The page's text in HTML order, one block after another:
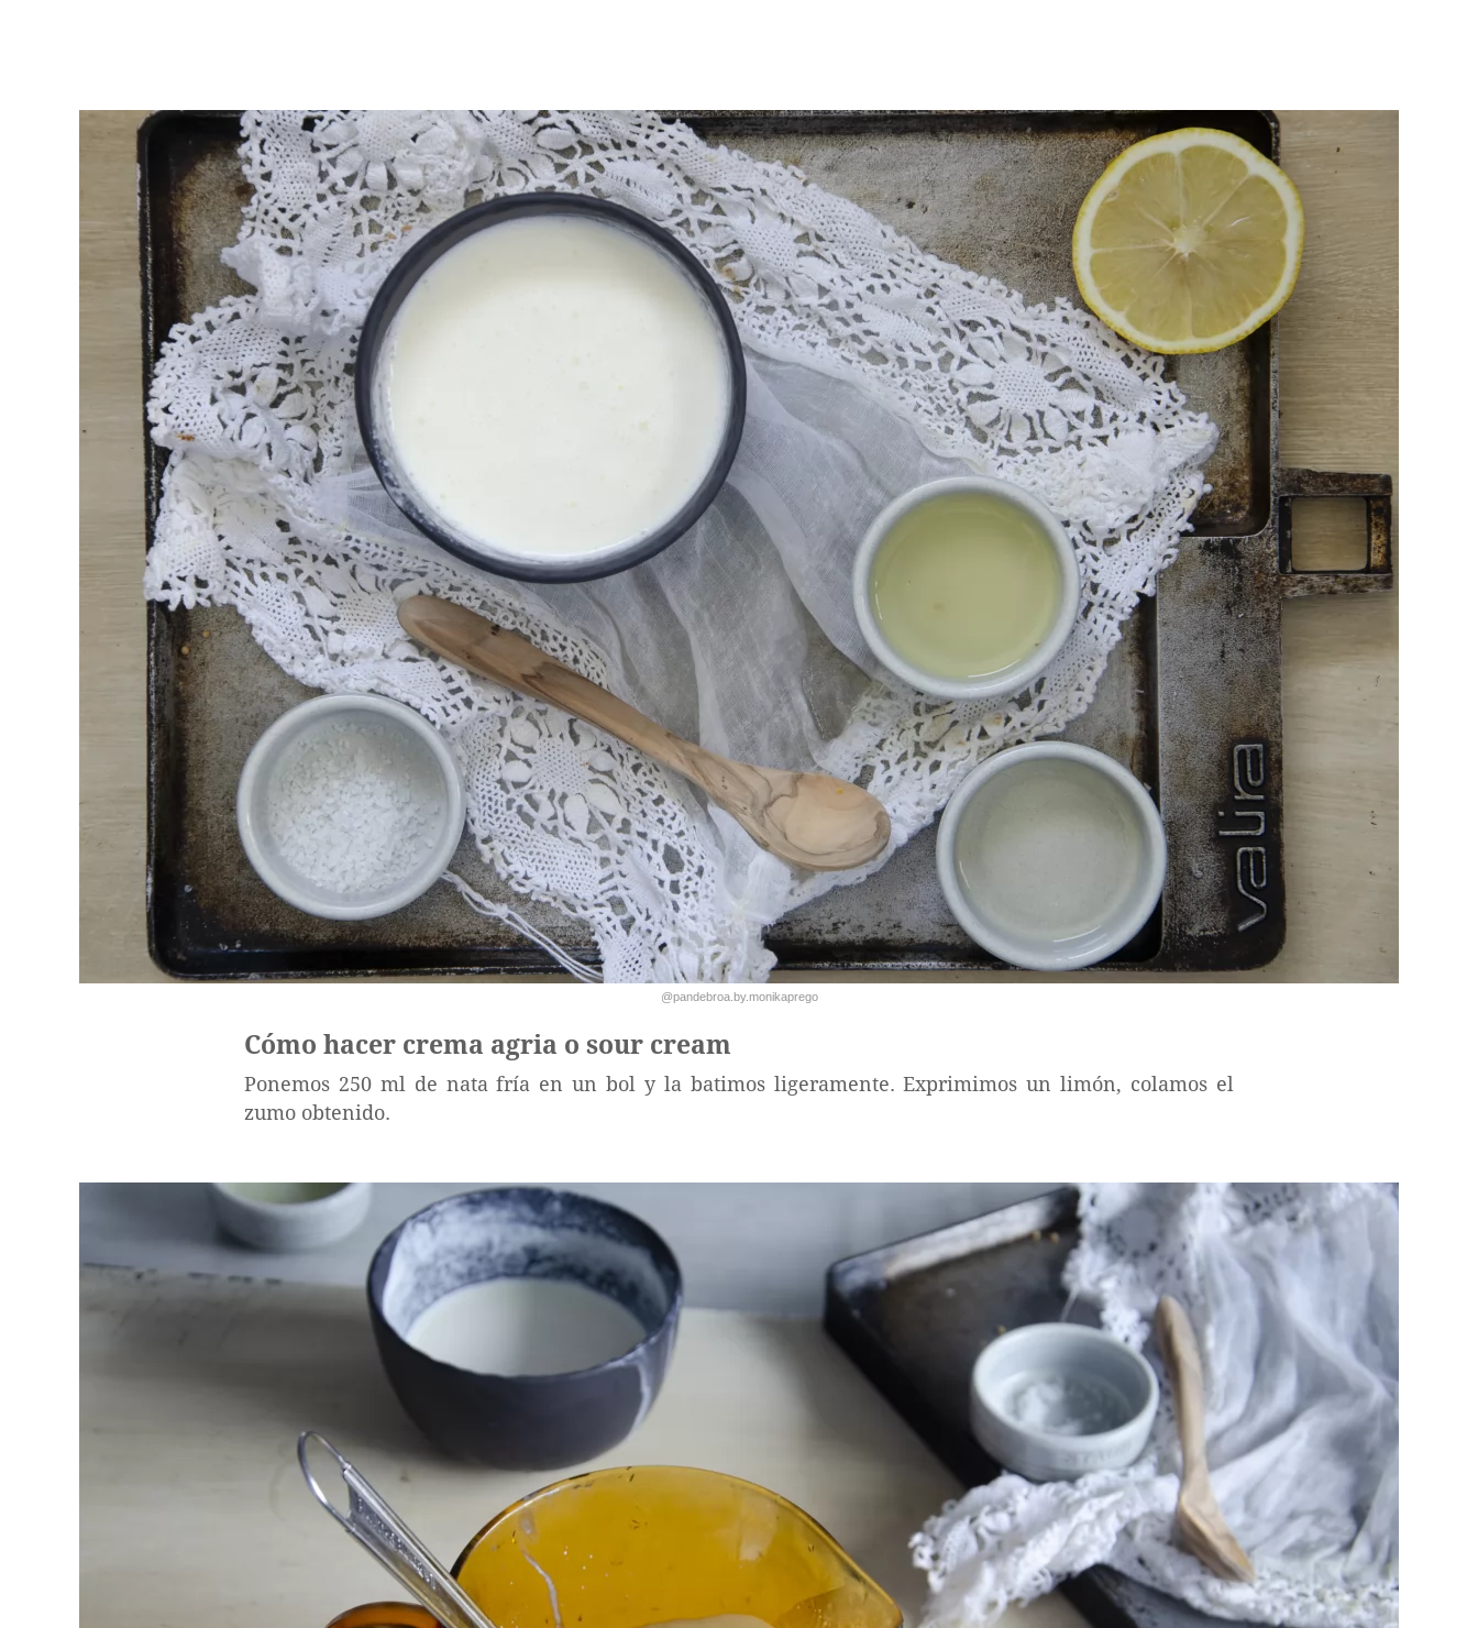
@pandebroa.by.monikaprego
Cómo hacer crema agria o sour cream
Ponemos 250 ml de nata fría en un bol y la batimos ligeramente. Exprimimos un limón, colamos el
zumo obtenido.